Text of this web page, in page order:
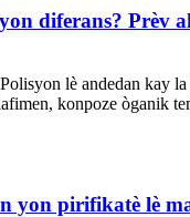
diferans? Prèv
lè andedan kay
konpoze òganik
yon pirifikatè lè